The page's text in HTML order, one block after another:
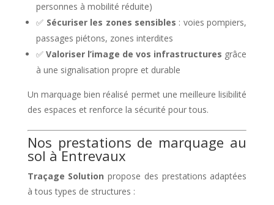
personnes à mobilité réduite)
✅ Sécuriser les zones sensibles : voies pompiers,
passages piétons, zones interdites
✅ Valoriser l’image de vos infrastructures grâce
à une signalisation propre et durable
Un marquage bien réalisé permet une meilleure lisibilité
des espaces et renforce la sécurité pour tous.
Nos prestations de marquage au
sol à Entrevaux
Traçage Solution propose des prestations adaptées
à tous types de structures :